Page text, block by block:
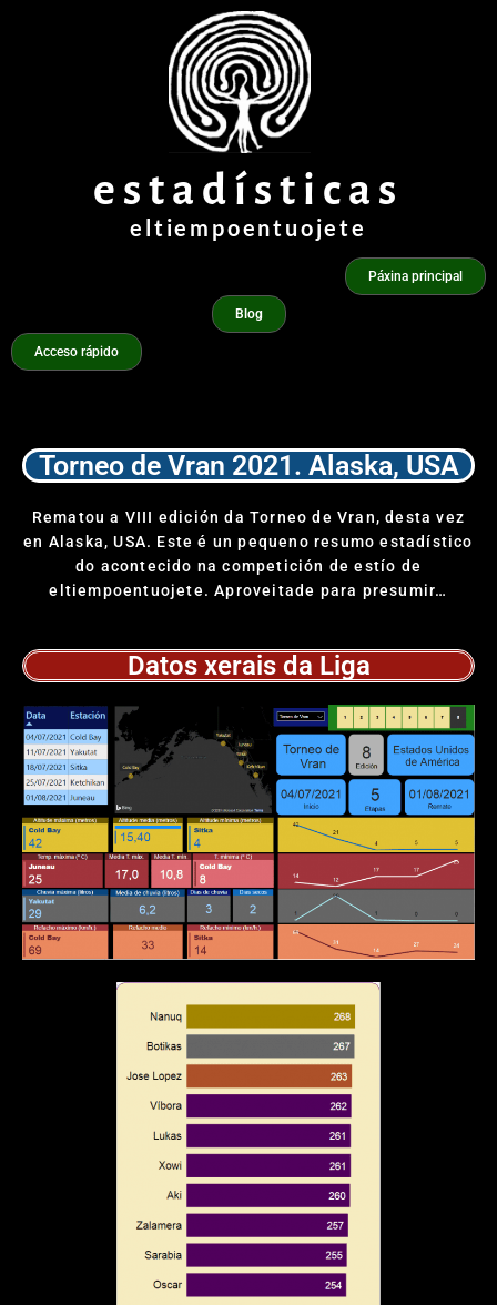
estadísticas
eltiempoentuojete
Páxina principal
Blog
Acceso rápido
Torneo de Vran 2021. Alaska, USA
Rematou a VIII edición da Torneo de Vran, desta vez
en Alaska, USA. Este é un pequeno resumo estadístico
do acontecido na competición de estío de
eltiempoentuojete. Aproveitade para presumir…
Datos xerais da Liga